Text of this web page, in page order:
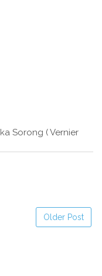
Sorong ( Vernier
Older Post